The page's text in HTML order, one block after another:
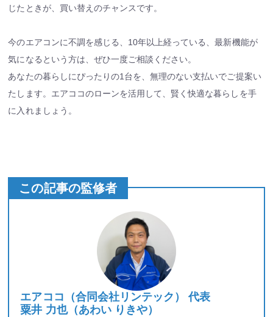
じたときが、買い替えのチャンスです。
今のエアコンに不調を感じる、10年以上経っている、最新機能が
気になるという方は、ぜひ一度ご相談ください。
あなたの暮らしにぴったりの1台を、無理のない支払いでご提案い
たします。エアココのローンを活用して、賢く快適な暮らしを手
に入れましょう。
この記事の監修者
エアココ（合同会社リンテック） 代表
粟井 力也（あわい りきや）